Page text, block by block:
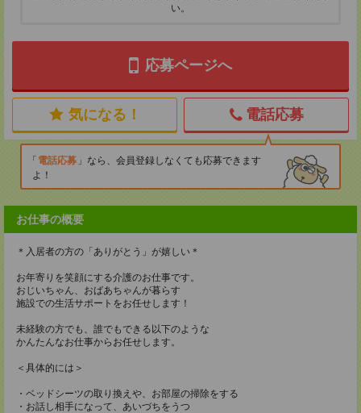
い。
応募ページへ
気になる！ 電話応募
電話応募
なら、会員登録しなくても応募できます
よ！
お仕事の概要
＊入居者の方の「ありがとう」が嬉しい＊
お年寄りを笑顔にする介護のお仕事です。
おじいちゃん、おばあちゃんが暮らす
施設での生活サポートをお任せします！
未経験の方でも、誰でもできる以下のような
かんたんなお仕事からお任せします。
＜具体的には＞
・ベッドシーツの取り換えや、お部屋の掃除をする
・お話し相手になって、あいづちをうつ